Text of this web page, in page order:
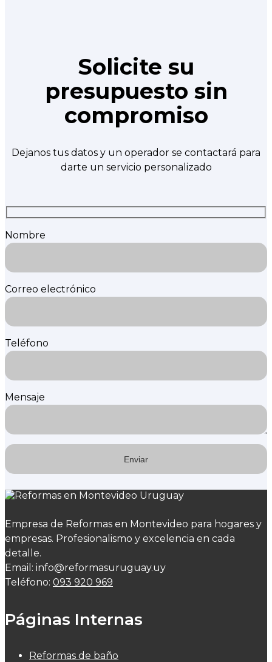
Solicite su
presupuesto sin
compromiso
Dejanos tus datos y un operador se contactará para
darte un servicio personalizado
Nombre
Correo electrónico
Teléfono
Mensaje
Empresa de Reformas en Montevideo para hogares y
empresas. Profesionalismo y excelencia en cada
detalle.
Email: info@reformasuruguay.uy
Teléfono: 093 920 969
Páginas Internas
Reformas de baño